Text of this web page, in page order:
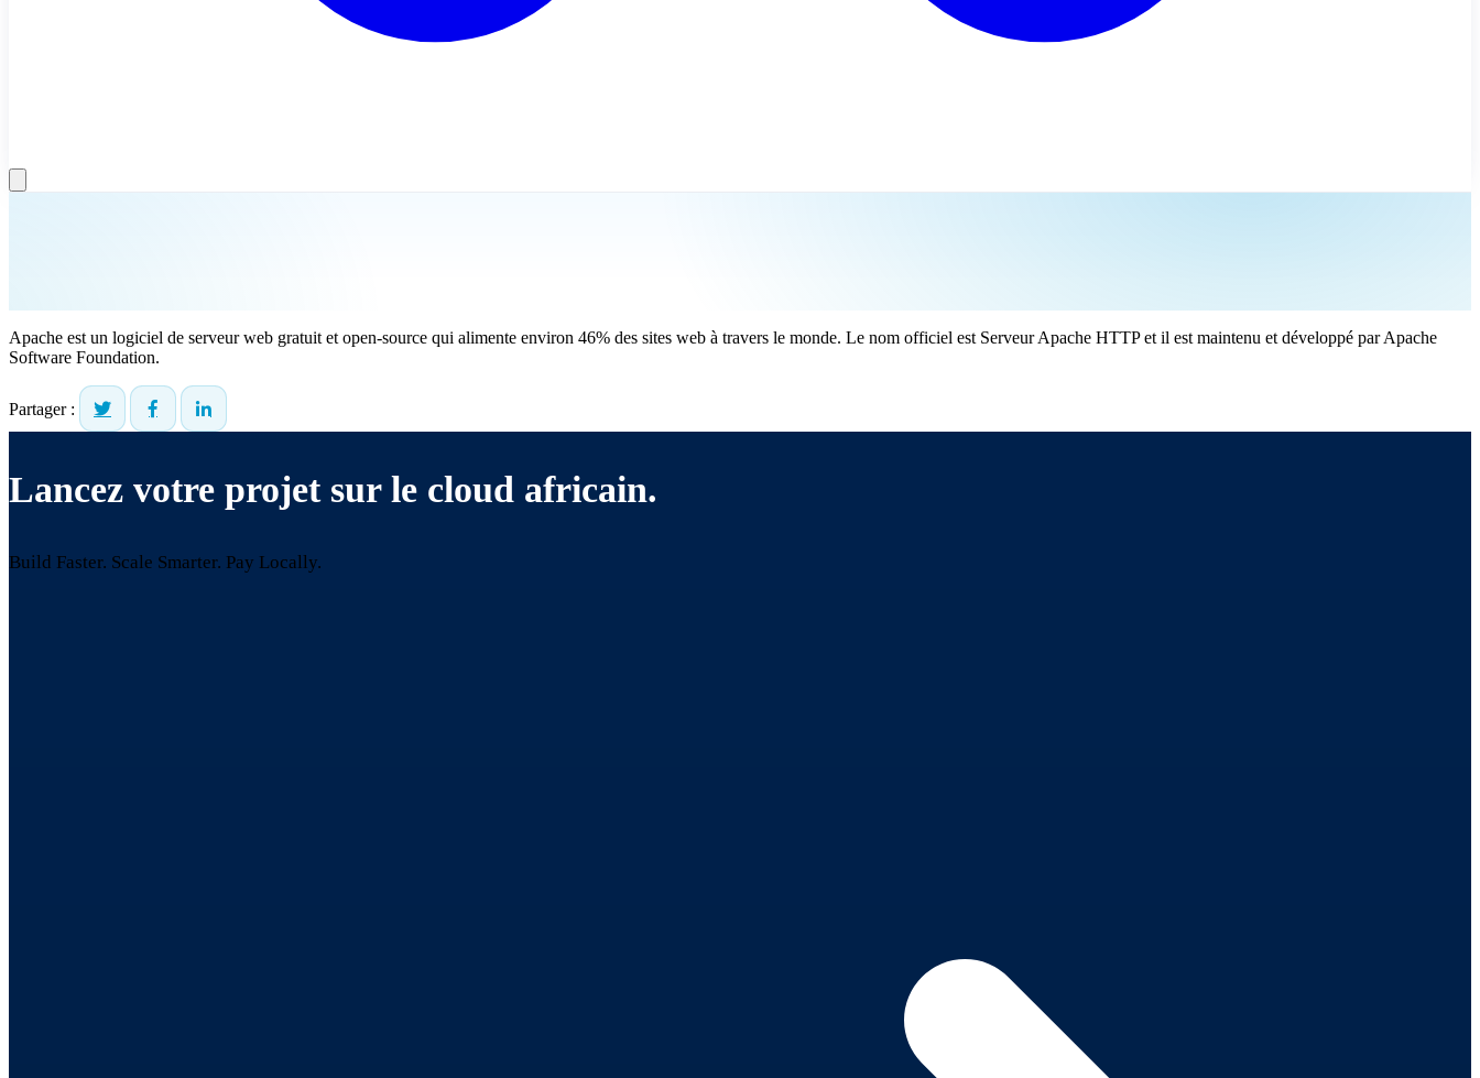
Apache est un logiciel de serveur web gratuit et open-source qui alimente environ 46% des sites web à travers le monde. Le nom officiel est Serveur Apache HTTP et il est maintenu et développé par Apache
Software Foundation.
Partager :
Lancez votre projet sur le cloud africain.
Build Faster. Scale Smarter. Pay Locally.